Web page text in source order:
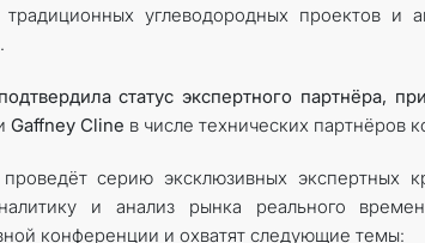
углеводородных проектов и
статус экспертного партнёра,
Gaffney Cline в числе технических партнёров
проведёт серию эксклюзивных экспертных
и анализ рынка реального
конференции и охватят следующие темы: